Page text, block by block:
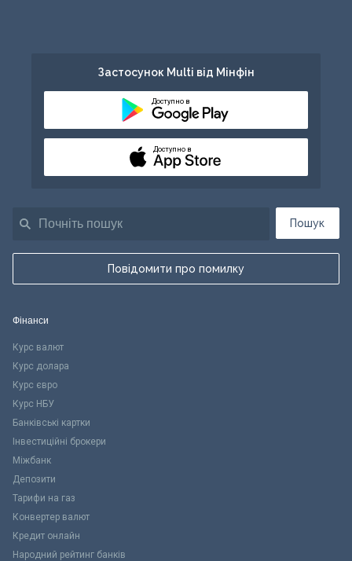
Пошук
Повідомити про помилку
Застосунок Multi від Мінфін
Доступно в
Доступно в
Фінанси
Курс валют
Курс долара
Курс євро
Курс НБУ
Банківські картки
Інвестиційні брокери
Міжбанк
Депозити
Тарифи на газ
Конвертер валют
Кредит онлайн
Народний рейтинг банків